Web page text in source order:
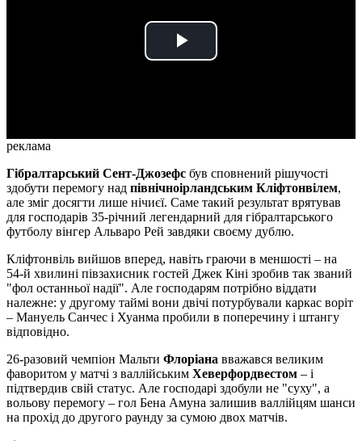
Play
реклама
Гібралтарський Сент-Джозефс був сповнений рішучості
здобути перемогу над північноірландським Кліфтонвілем,
але зміг досягти лише нічиєї. Саме такий результат врятував
для господарів 35-річний легендарний для гібралтарського
футболу вінгер Альваро Рей завдяки своєму дублю.
Кліфтонвіль вийшов вперед, навіть граючи в меншості – на
54-й хвилині півзахисник гостей Джек Кіні зробив так званий
"фол останньої надії". Але господарям потрібно віддати
належне: у другому таймі вони двічі потурбували каркас воріт
– Мануель Санчес і Хуанма пробили в поперечину і штангу
відповідно.
26-разовий чемпіон Мальти Флоріана вважався великим
фаворитом у матчі з валлійським Хеверфордвестом – і
підтвердив свій статус. Але господарі здобули не "суху", а
вольову перемогу – гол Бена Амуна залишив валлійцям шанси
на прохід до другого раунду за сумою двох матчів.